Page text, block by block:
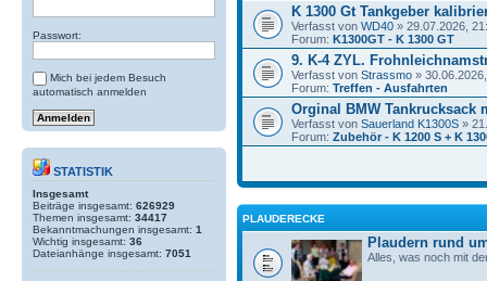
Passwort:
Mich bei jedem Besuch
automatisch anmelden
STATISTIK
Insgesamt
Beiträge insgesamt: 626929
Themen insgesamt: 34417
Bekanntmachungen insgesamt: 1
Wichtig insgesamt: 36
Dateianhänge insgesamt: 7051
K 1300 Gt Tankgeber
Verfasst von WD40 » 29.07.2026,
Forum: K1300GT - K 1300 GT
9. K-4 ZYL.
Verfasst von Strassmo »
Forum: Treffen - Ausfahrten
Orginal BMW Tankrucksack
Verfasst von Sauerland K1300S »
Forum: Zubehör - K 1200 S + K
PLAUDERECKE
Plaudern rund
Alles, was noch mit